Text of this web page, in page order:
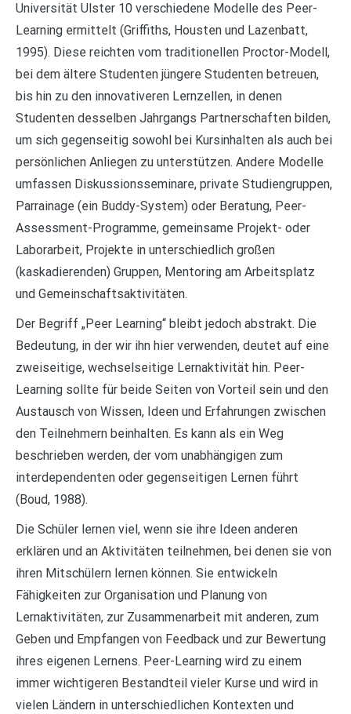
Universität Ulster 10 verschiedene Modelle des Peer-
Learning ermittelt (Griffiths, Housten und Lazenbatt,
1995). Diese reichten vom traditionellen Proctor-Modell,
bei dem ältere Studenten jüngere Studenten betreuen,
bis hin zu den innovativeren Lernzellen, in denen
Studenten desselben Jahrgangs Partnerschaften bilden,
um sich gegenseitig sowohl bei Kursinhalten als auch bei
persönlichen Anliegen zu unterstützen. Andere Modelle
umfassen Diskussionsseminare, private Studiengruppen,
Parrainage (ein Buddy-System) oder Beratung, Peer-
Assessment-Programme, gemeinsame Projekt- oder
Laborarbeit, Projekte in unterschiedlich großen
(kaskadierenden) Gruppen, Mentoring am Arbeitsplatz
und Gemeinschaftsaktivitäten.
Der Begriff „Peer Learning“ bleibt jedoch abstrakt. Die
Bedeutung, in der wir ihn hier verwenden, deutet auf eine
zweiseitige, wechselseitige Lernaktivität hin. Peer-
Learning sollte für beide Seiten von Vorteil sein und den
Austausch von Wissen, Ideen und Erfahrungen zwischen
den Teilnehmern beinhalten. Es kann als ein Weg
beschrieben werden, der vom unabhängigen zum
interdependenten oder gegenseitigen Lernen führt
(Boud, 1988).
Die Schüler lernen viel, wenn sie ihre Ideen anderen
erklären und an Aktivitäten teilnehmen, bei denen sie von
ihren Mitschülern lernen können. Sie entwickeln
Fähigkeiten zur Organisation und Planung von
Lernaktivitäten, zur Zusammenarbeit mit anderen, zum
Geben und Empfangen von Feedback und zur Bewertung
ihres eigenen Lernens. Peer-Learning wird zu einem
immer wichtigeren Bestandteil vieler Kurse und wird in
vielen Ländern in unterschiedlichen Kontexten und